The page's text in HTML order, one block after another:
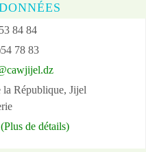
84 84
78 83
la République, Jijel
de détails)